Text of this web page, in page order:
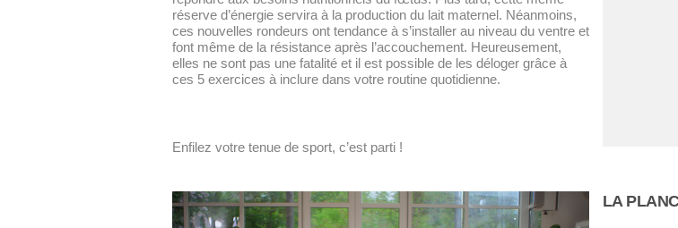
réserve d’énergie servira à la production du lait maternel. Néanmoins,
ces nouvelles rondeurs ont tendance à s’installer au niveau du ventre et
font même de la résistance après l’accouchement. Heureusement,
elles ne sont pas une fatalité et il est possible de les déloger grâce à
ces 5 exercices à inclure dans votre routine quotidienne.
Enfilez votre tenue de sport, c’est parti !
LA